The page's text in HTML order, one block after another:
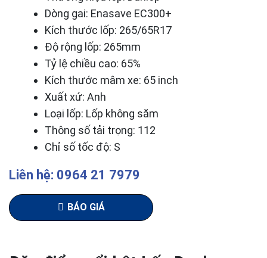
Dòng gai: Enasave EC300+
Kích thước lốp: 265/65R17
Độ rộng lốp: 265mm
Tỷ lệ chiều cao: 65%
Kích thước mâm xe: 65 inch
Xuất xứ: Anh
Loại lốp: Lốp không săm
Thông số tải trọng: 112
Chỉ số tốc độ: S
Liên hệ: 0964 21 7979
BÁO GIÁ